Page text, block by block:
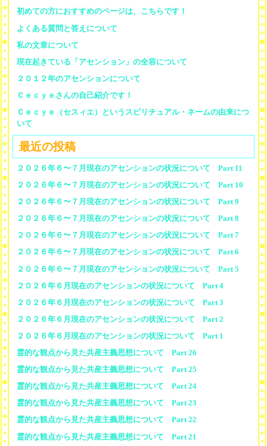
初めての方におすすめのページは、こちらです！
よくある質問と答えについて
私の文章について
現在起きている「アセンション」の全容について
２０１２年のアセンションについて
Ｃｅｃｙｅさんの自己紹介です！
Ｃｅｃｙｅ（セスィエ）というスピリチュアル・ネームの由来につ
いて
最近の投稿
２０２６年６〜７月現在のアセンションの状況について Part 11
２０２６年６〜７月現在のアセンションの状況について Part 10
２０２６年６〜７月現在のアセンションの状況について Part 9
２０２６年６〜７月現在のアセンションの状況について Part 8
２０２６年６〜７月現在のアセンションの状況について Part 7
２０２６年６〜７月現在のアセンションの状況について Part 6
２０２６年６〜７月現在のアセンションの状況について Part 5
２０２６年６月現在のアセンションの状況について Part 4
２０２６年６月現在のアセンションの状況について Part 3
２０２６年６月現在のアセンションの状況について Part 2
２０２６年６月現在のアセンションの状況について Part 1
霊的な観点から見た共産主義思想について Part 26
霊的な観点から見た共産主義思想について Part 25
霊的な観点から見た共産主義思想について Part 24
霊的な観点から見た共産主義思想について Part 23
霊的な観点から見た共産主義思想について Part 22
霊的な観点から見た共産主義思想について Part 21